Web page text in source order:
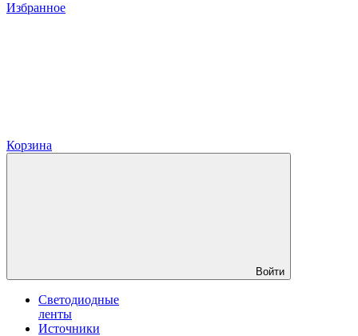
Избранное
Корзина
Войти
Светодиодные
ленты
Источники